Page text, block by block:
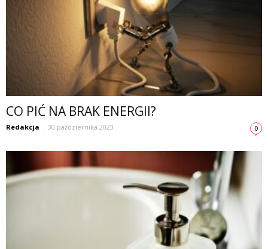
CO PIĆ NA BRAK ENERGII?
Redakcja - 30 października 2023 0